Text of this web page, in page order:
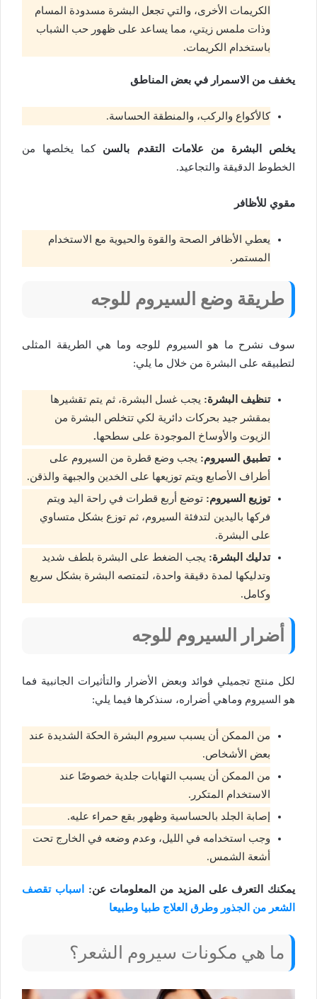
الكريمات الأخرى، والتي تجعل البشرة مسدودة المسام
وذات ملمس زيتي، مما يساعد على ظهور حب الشباب
باستخدام الكريمات.
يخفف من الاسمرار في بعض المناطق
كالأكواع والركب، والمنطقة الحساسة.
يخلص البشرة من علامات التقدم بالسن
كما يخلصها من
الخطوط الدقيقة والتجاعيد.
مقوي للأظافر
يعطي الأظافر الصحة والقوة والحيوية مع الاستخدام
المستمر.
طريقة وضع السيروم للوجه
سوف نشرح ما هو السيروم للوجه وما هي الطريقة المثلى
لتطبيقه على البشرة من خلال ما يلي:
تنظيف البشرة: يجب غسل البشرة، ثم يتم تقشيرها
بمقشر جيد بحركات دائرية لكي تتخلص البشرة من
الزيوت والأوساخ الموجودة على سطحها.
تطبيق السيروم: يجب وضع قطرة من السيروم على
أطراف الأصابع ويتم توزيعها على الخدين والجبهة والذقن.
توزيع السيروم: توضع أربع قطرات في راحة اليد ويتم
فركها باليدين لتدفئة السيروم، ثم توزع بشكل متساوي
على البشرة.
تدليك البشرة: يجب الضغط على البشرة بلطف شديد
وتدليكها لمدة دقيقة واحدة، لتمتصه البشرة بشكل سريع
وكامل.
أضرار السيروم للوجه
لكل منتج تجميلي فوائد وبعض الأضرار والتأثيرات الجانبية فما
هو السيروم وماهي أضراره، سنذكرها فيما يلي:
من الممكن أن يسبب سيروم البشرة الحكة الشديدة عند
بعض الأشخاص.
من الممكن أن يسبب التهابات جلدية خصوصًا عند
الاستخدام المتكرر.
إصابة الجلد بالحساسية وظهور بقع حمراء عليه.
وجب استخدامه في الليل، وعدم وضعه في الخارج تحت
أشعة الشمس.
يمكنك التعرف على المزيد من المعلومات عن:
اسباب تقصف
الشعر من الجذور وطرق العلاج طبيا وطبيعا
ما هي مكونات سيروم الشعر؟